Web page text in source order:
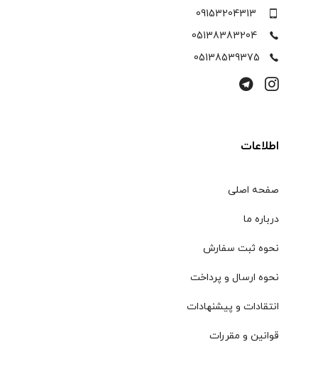
09153204313
05138383204
05138539375
اطلاعات
صفحه اصلی
درباره ما
نحوه ثبت سفارش
نحوه ارسال و پرداخت
انتقادات و پیشنهادات
قوانین و مقررات